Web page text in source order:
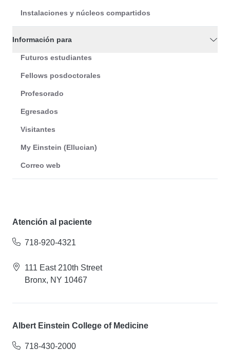
Instalaciones y núcleos compartidos
Información para
Futuros estudiantes
Fellows posdoctorales
Profesorado
Egresados
Visitantes
My Einstein (Ellucian)
Correo web
Atención al paciente
718-920-4321
111 East 210th Street
Bronx, NY 10467
Albert Einstein College of Medicine
718-430-2000